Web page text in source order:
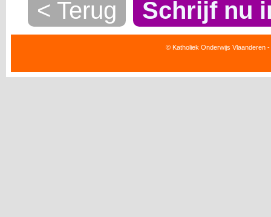
< Terug Schrijf nu
© Katholiek Onderwijs Vlaanderen